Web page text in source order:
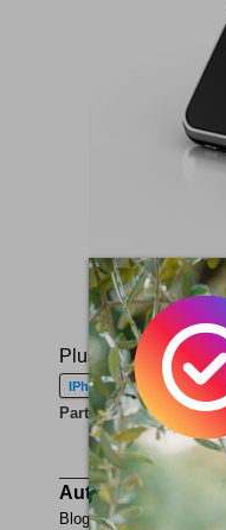
Plus d'infos sur
IPhone Accessoire
Partagez partout :
Auteur :Simon
Blogueur lifestyle -